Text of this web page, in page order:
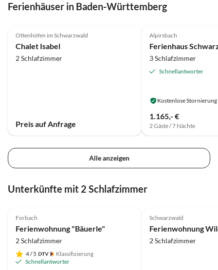
Ferienhäuser in Baden-Württemberg
Ottenhöfen im Schwarzwald
Chalet Isabel
2 Schlafzimmer
Preis auf Anfrage
Alpirsbach
Ferienhaus
3 Schlafzimmer
Schnellantworter
Kostenlose Stornierung
1.165,- €
2 Gäste / 7 Nächte
Alle anzeigen
Unterkünfte mit 2 Schlafzimmer
Auszeichnung 2025
Forbach
Ferienwohnung "Bäuerle"
2 Schlafzimmer
4/ 5
Klassifizierung
Schnellantworter
Schwarzwald
2 Schlafzimmer